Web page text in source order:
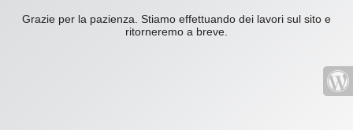
Grazie per la pazienza. Stiamo effettuando dei lavori sul sito e
ritorneremo a breve.